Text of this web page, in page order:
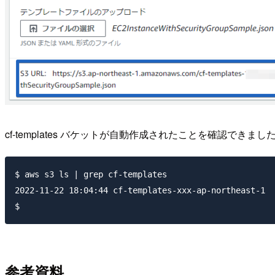
cf-templates バケットが自動作成されたことを確認できまし
$ aws s3 ls | grep cf-templates
2022-11-22 18:04:44 cf-templates-xxx-ap-northeast-1